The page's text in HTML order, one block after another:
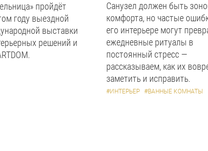
пройдёт
году выездной
выставки
решений и
Санузел должен быть
комфорта, но частые
его интерьере могут
ежедневные ритуалы в
постоянный стресс —
рассказываем, как их
заметить и исправить.
#ИНТЕРЬЕР #ВАННЫЕ КОМНАТЫ